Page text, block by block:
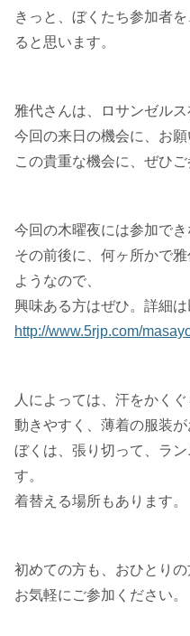
きっと、ぼくたち参加者
ると思います。
雅代さんは、ロサンゼルス
今回の来日の機会に、お願
この貴重な機会に、ぜひご
今回の木曜夜には参加でき
その前後に、何ヶ所かで
ようなので、
興味ある方はぜひ。詳細は
http://www.5rjp.com/
人によっては、汗をかく
動きやすく、薄着の服装が
ぼくは、張り切って、ラ
す。
着替える場所もあります。
初めての方も、おひとりの
お気軽にご参加ください。